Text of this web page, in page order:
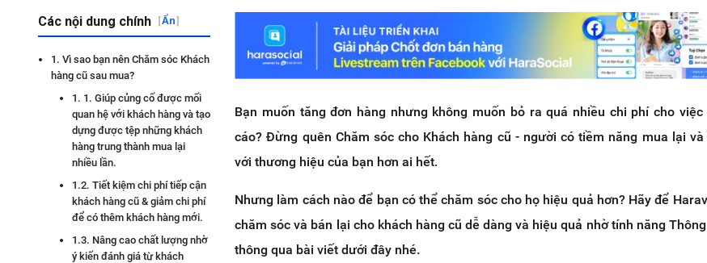
Các nội dung chính [Ẩn]
1. Vì sao bạn nên Chăm sóc Khách
hàng cũ sau mua?
1. 1. Giúp củng cố được mối
quan hệ với khách hàng và tạo
dựng được tệp những khách
hàng trung thành mua lại
nhiều lần.
1.2. Tiết kiệm chi phí tiếp cận
khách hàng cũ & giảm chi phí
để có thêm khách hàng mới.
1.3. Nâng cao chất lượng nhờ
ý kiến đánh giá từ khách
Bạn muốn tăng đơn hàng nhưng không muốn bỏ ra quá nhiều chi phí cho việc
cáo? Đừng quên Chăm sóc cho Khách hàng cũ - người có tiềm năng mua lại
với thương hiệu của bạn hơn ai hết.
Nhưng làm cách nào để bạn có thể chăm sóc cho họ hiệu quả hơn? Hãy để
chăm sóc và bán lại cho khách hàng cũ dễ dàng và hiệu quả nhờ tính năng
thông qua bài viết dưới đây nhé.